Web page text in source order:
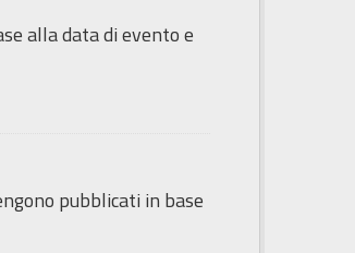
alla data di evento e
pubblicati in base